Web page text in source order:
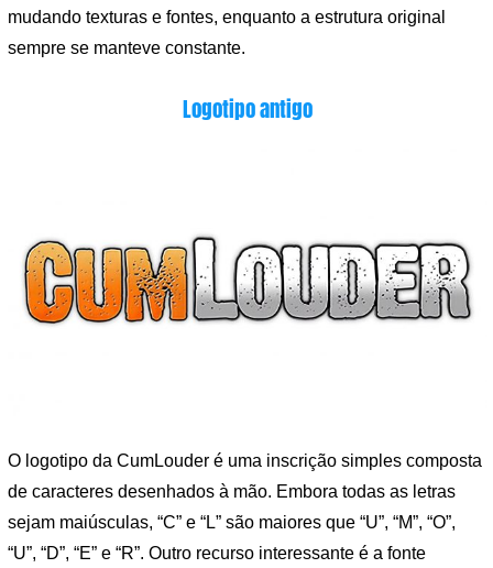
mudando texturas e fontes, enquanto a estrutura original
sempre se manteve constante.
Logotipo antigo
O logotipo da CumLouder é uma inscrição simples composta
de caracteres desenhados à mão. Embora todas as letras
sejam maiúsculas, “C” e “L” são maiores que “U”, “M”, “O”,
“U”, “D”, “E” e “R”. Outro recurso interessante é a fonte